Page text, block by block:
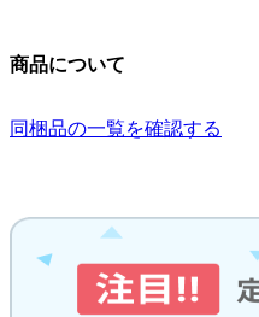
商品について
同梱品の一覧を確認する